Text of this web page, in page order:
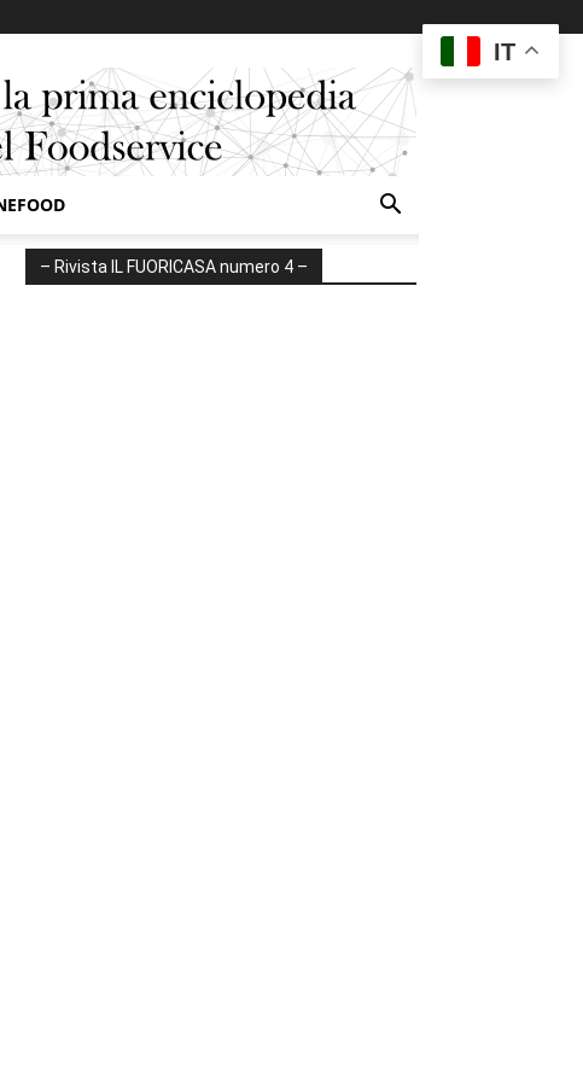
– Rivista IL FUORICASA numero 4 –
IT